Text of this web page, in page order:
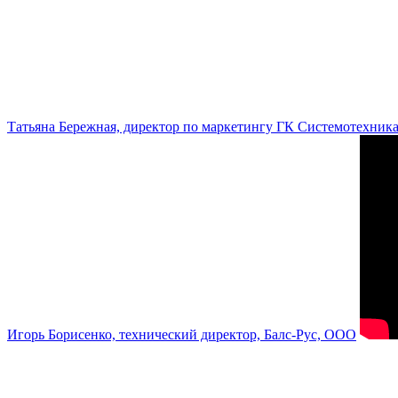
Татьяна Бережная, директор по маркетингу ГК Системотехника
Игорь Борисенко, технический директор, Балс-Рус, ООО